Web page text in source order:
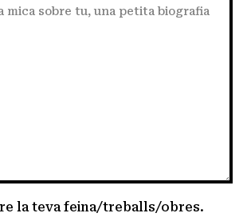
la teva feina/treballs/obres.